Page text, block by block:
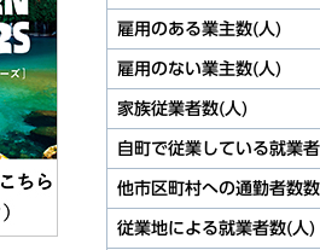
雇用のある業主数(人)
雇用のない業主数(人)
家族従業者数(人)
自町で従業している就業
他市区町村への通勤者数
従業地による就業者数(人)